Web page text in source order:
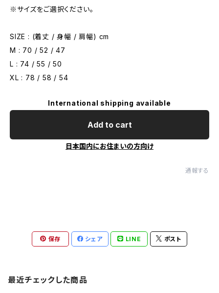
※サイズをご選択ください。
SIZE : (着丈 / 身幅 / 肩幅) cm
M : 70 / 52 / 47
L : 74 / 55 / 50
XL : 78 / 58 / 54
International shipping available
Add to cart
日本国内にお住まいの方向け
通報する
保存 シェア LINE ポスト
最近チェックした商品